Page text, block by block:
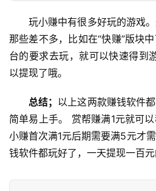
玩小赚中有很多好玩的游戏
那些差不多，比如在“快赚”版块
台的要求去玩，就可以快速得到
以提现了哦。
总结； 以上这两款赚钱软件
简单易上手。 赏帮赚满1元就可
小赚首次满1元后期需要满5元才
钱软件都玩好了，一天提现一百